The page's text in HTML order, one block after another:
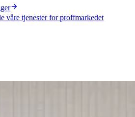
våre tjenester for proffmarkedet